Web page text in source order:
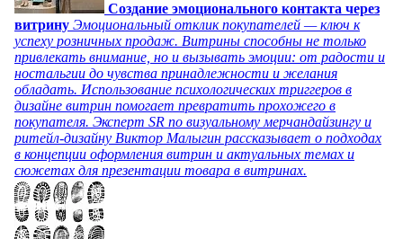
Создание эмоционального контакта через
витрину Эмоциональный отклик покупателей — ключ к
успеху розничных продаж. Витрины способны не только
привлекать внимание, но и вызывать эмоции: от радости и
ностальгии до чувства принадлежности и желания
обладать. Использование психологических триггеров в
дизайне витрин помогает превратить прохожего в
покупателя. Эксперт SR по визуальному мерчандайзингу и
ритейл-дизайну Виктор Малыгин рассказывает о подходах
в концепции оформления витрин и актуальных темах и
сюжетах для презентации товара в витринах.